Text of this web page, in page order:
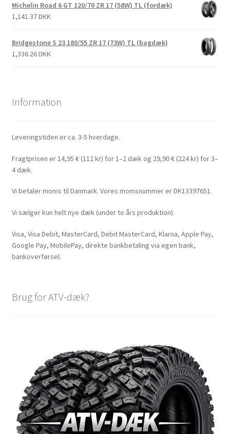
Michelin Road 6 GT 120/70 ZR 17 (58W) TL (fordæk)
1,141.37 DKK
Bridgestone S 23 180/55 ZR 17 (73W) TL (bagdæk)
1,336.26 DKK
Information
Leveringstiden er ca. 3-5 hverdage.
Fragtprisen er 14,95 € (112 kr) for 1–2 dæk og 29,90 € (224 kr) for 3–
4 dæk.
Vi betaler moms til Danmark. Vores momsnummer er DK13397651.
Vi sælger kun helt nye dæk (under to års produktion).
Visa, Visa Debit, MasterCard, Debit MasterCard, Klarna, Apple Pay,
Google Pay, MobilePay, direkte bankbetaling via egen bank,
bankoverførsel.
Brug for ATV-dæk?